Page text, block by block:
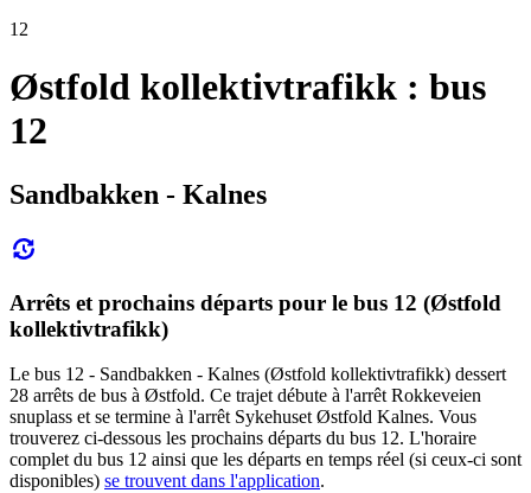
12
Østfold kollektivtrafikk : bus
12
Sandbakken - Kalnes
Arrêts et prochains départs pour le bus 12 (Østfold
kollektivtrafikk)
Le bus 12 - Sandbakken - Kalnes (Østfold kollektivtrafikk) dessert
28 arrêts de bus à Østfold. Ce trajet débute à l'arrêt Rokkeveien
snuplass et se termine à l'arrêt Sykehuset Østfold Kalnes. Vous
trouverez ci-dessous les prochains départs du bus 12. L'horaire
complet du bus 12 ainsi que les départs en temps réel (si ceux-ci sont
disponibles) se trouvent dans l'application.